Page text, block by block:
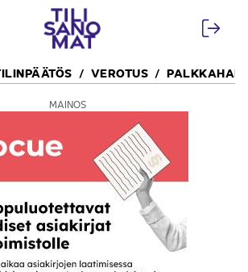
VEROTUS
MAINOS